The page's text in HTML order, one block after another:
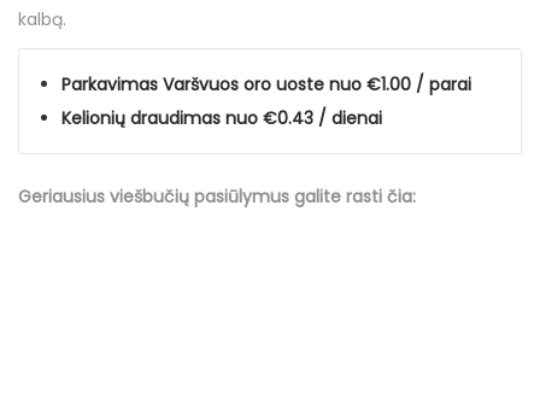
kalbą.
Parkavimas Varšvuos oro uoste nuo €1.00 / parai
Kelionių draudimas nuo €0.43 / dienai
Geriausius viešbučių pasiūlymus galite rasti čia: